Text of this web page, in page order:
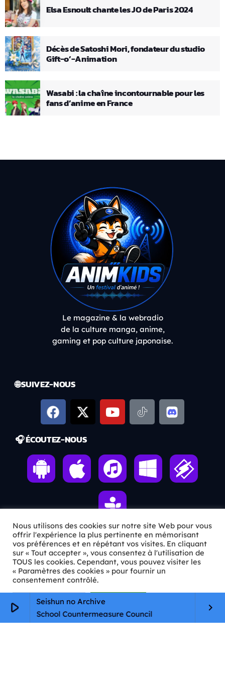
play_arrow
Seishun no Archive
High School Countermeasure Council
keyboard_arrow_right
Elsa Esnoult chante les JO de Paris 2024
Décès de Satoshi Mori, fondateur du studio
Gift-o’-Animation
Wasabi : la chaîne incontournable pour les
fans d’anime en France
Le magazine & la webradio
de la culture manga, anime,
gaming et pop culture japonaise.
🌐 SUIVEZ-NOUS
🎧 ÉCOUTEZ-NOUS
ℹ️ INFOS PRATIQUES
✉️Contact
🦊Qui sommes-nous ?
📄
Mentions légales
Nous utilisons des cookies sur notre site Web pour vous
offrir l'expérience la plus pertinente en mémorisant
vos préférences et en répétant vos visites. En cliquant
sur « Tout accepter », vous consentez à l'utilisation de
TOUS les cookies. Cependant, vous pouvez visiter les
« Paramètres des cookies » pour fournir un
consentement contrôlé.
Paramètres Cookie Tout accepter